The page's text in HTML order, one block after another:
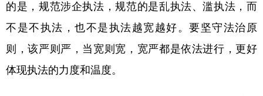
的是，规范涉企执法，规范的是乱执法、滥执法，而
不是不执法，也不是执法越宽越好。要坚守法治原
则，该严则严，当宽则宽，宽严都是依法进行，更好
体现执法的力度和温度。